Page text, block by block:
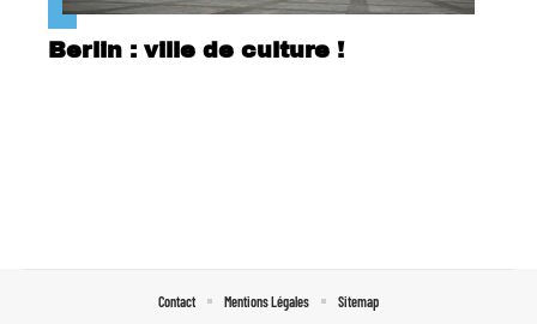
Berlin : ville de culture !
Contact Mentions Légales Sitemap